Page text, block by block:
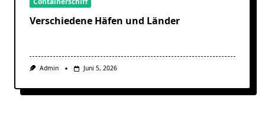
Verschiedene Häfen und Länder
Admin Juni 5, 2026